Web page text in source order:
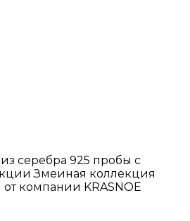
серебра 925 пробы с
Змеиная коллекция
компании KRASNOE